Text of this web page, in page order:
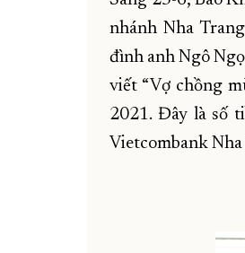
nhánh Nha
đình anh Ngô
viết “Vợ chồng
2021. Đây là số
Vietcombank